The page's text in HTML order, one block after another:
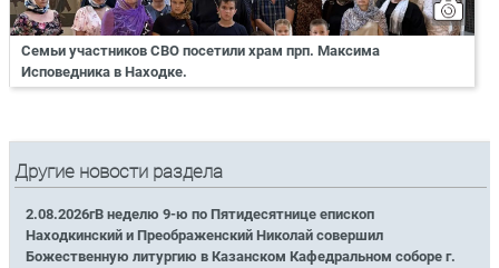
Семьи участников СВО посетили храм прп. Максима
Исповедника в Находке.
Другие новости раздела
2.08.2026гВ неделю 9-ю по Пятидесятнице епископ
Находкинский и Преображенский Николай совершил
Божественную литургию в Казанском Кафедральном соборе г.